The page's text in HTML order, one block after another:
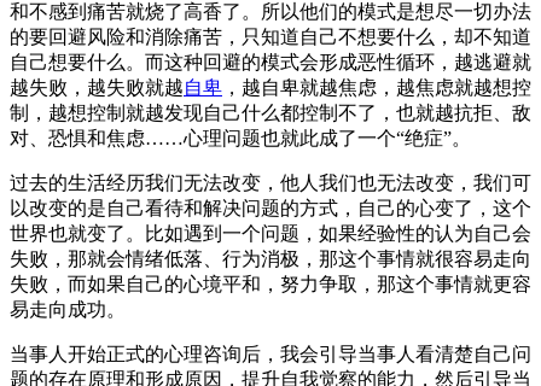
和不感到痛苦就烧了高香了。所以他们的模式是想尽一切办法
的要回避风险和消除痛苦，只知道自己不想要什么，却不知道
自己想要什么。而这种回避的模式会形成恶性循环，越逃避就
越失败，越失败就越自卑 ，越自卑就越焦虑，越焦虑就越想控
制，越想控制就越发现自己什么都控制不了，也就越抗拒、敌
对、恐惧和焦虑……心理问题也就此成了一个“绝症”。
过去的生活经历我们无法改变，他人我们也无法改变，我们可
以改变的是自己看待和解决问题的方式，自己的心变了，这个
世界也就变了。比如遇到一个问题，如果经验性的认为自己会
失败，那就会情绪低落、行为消极，那这个事情就很容易走向
失败，而如果自己的心境平和，努力争取，那这个事情就更容
易走向成功。
当事人开始正式的心理咨询后，我会引导当事人看清楚自己问
题的存在原理和形成原因，提升自我觉察的能力，然后引导当